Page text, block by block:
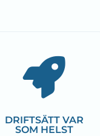
DRIFTSÄTT VAR
SOM HELST